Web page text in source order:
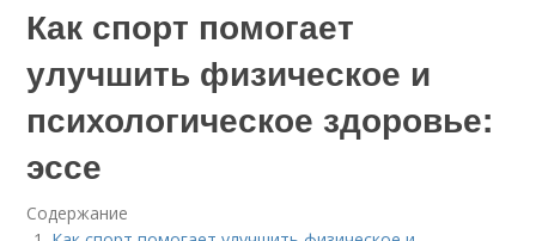
Как спорт помогает
улучшить физическое и
психологическое здоровье:
эссе
Содержание